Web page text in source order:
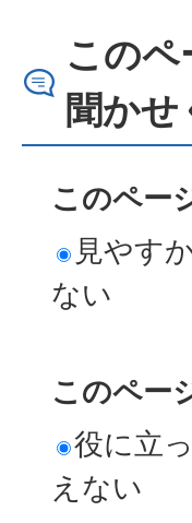
このペ
聞かせ
このペー
見やす
ない
このペー
役に立
えない